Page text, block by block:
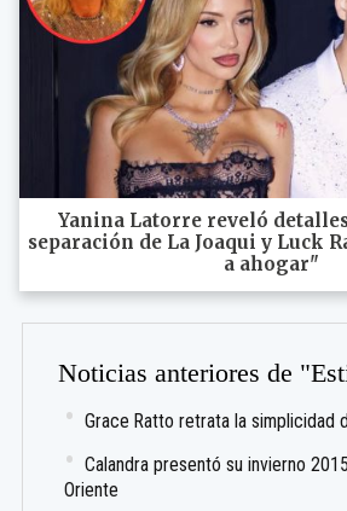
Yanina Latorre reveló
separación de La Joaqui y Luck
a ahogar"
Noticias anteriores de
Grace Ratto retrata la simplicidad
Calandra presentó su invierno
Oriente